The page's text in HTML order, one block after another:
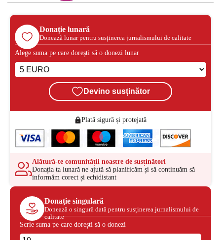
Donație lunară
Donează lunar pentru susținerea jurnalismului de calitate
Alege suma pe care dorești să o donezi lunar
Devino susținător
Plată sigură și protejată
Alătură-te comunității noastre de susținători
Donația ta lunară ne ajută să planificăm și să continuăm să
informăm corect și echidistant
Donație singulară
Donează o singură dată pentru susținerea jurnalismului de
calitate
Scrie suma pe care dorești să o donezi